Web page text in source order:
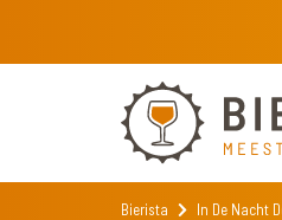
Bierista In De Nacht